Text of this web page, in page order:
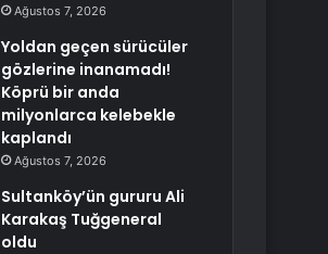
Ağustos 7, 2026
Yoldan geçen sürücüler
gözlerine inanamadı!
Köprü bir anda
milyonlarca kelebekle
kaplandı
Ağustos 7, 2026
Sultanköy’ün gururu Ali
Karakaş Tuğgeneral
oldu